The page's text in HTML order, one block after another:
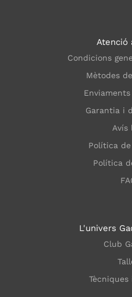
Atenció
Condicions
Mètodes
Garantia i
Avís
Política
Política
L'univers
Club